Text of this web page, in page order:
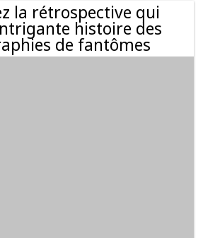
la rétrospective qui
histoire des
de fantômes